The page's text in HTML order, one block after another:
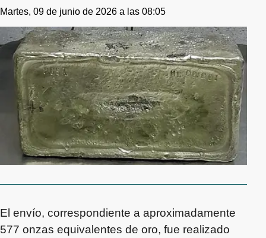
Martes, 09 de junio de 2026 a las 08:05
El envío, correspondiente a aproximadamente
577 onzas equivalentes de oro, fue realizado